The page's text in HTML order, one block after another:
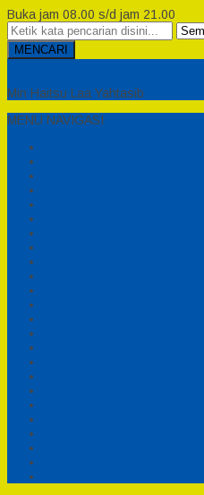
Buka jam 08.00 s/d jam 21.00
MENCARI
Min Haitsu Laa Yahtasib
MENU NAVIGASI